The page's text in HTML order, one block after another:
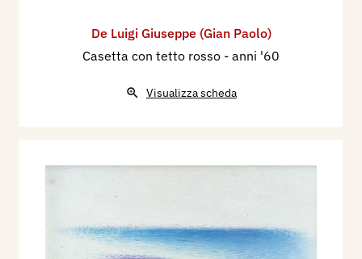
De Luigi Giuseppe (Gian Paolo)
Casetta con tetto rosso - anni '60
Visualizza scheda